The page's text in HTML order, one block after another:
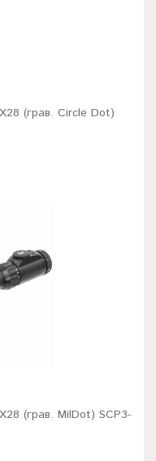
(грав. Circle Dot)
(грав. MilDot) SCP3-